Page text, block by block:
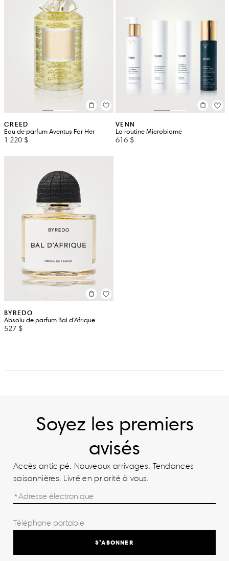
CREED
Eau de parfum Aventus For Her
1 220 $
VENN
La routine Microbiome
616 $
BYREDO
Absolu de parfum Bal d’Afrique
527 $
Soyez les premiers
avisés
Accès anticipé. Nouveaux arrivages. Tendances
saisonnières. Livré en priorité à vous.
S’ABONNER